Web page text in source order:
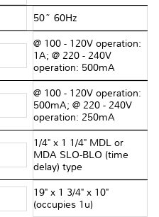
50~ 60Hz
@ 100 - 120V operation:
1A; @ 220 - 240V
operation: 500mA
@ 100 - 120V operation:
500mA; @ 220 - 240V
operation: 250mA
1/4" x 1 1/4" MDL or
MDA SLO-BLO (time
delay) type
19" x 1 3/4" x 10"
(occupies 1u)